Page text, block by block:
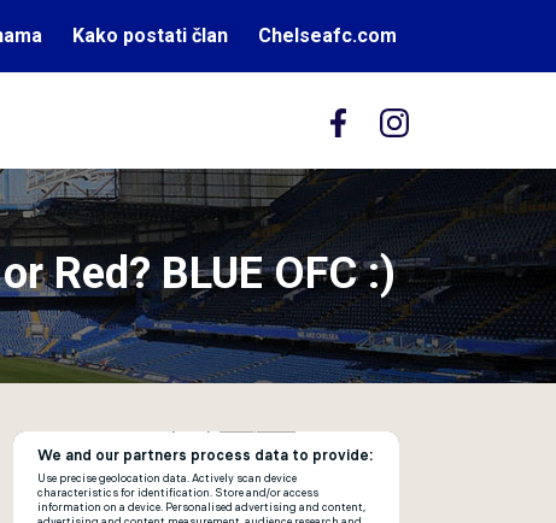
Kako postati član Chelseafc.com
Red? BLUE OFC :)